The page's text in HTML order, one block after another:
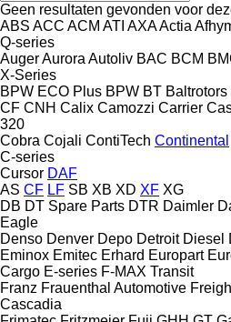
Geen resultaten gevonden voor
ABS ACC ACM ATI AXAActia
Q-series
AugerAurora Autoliv BAC BCM
X-Series
BPW ECO Plus BPW BT Baltrotors
CF CNH Calix Camozzi Carrier
320
Cobra Cojali ContiTech Continental
C-series
Cursor DAF
AS CF LF SB XB XD XF XG
DB DT Spare Parts DTR Daimler
Eagle
Denso Denver Depo Detroit Diesel
Eminox Emitec Erhard Europart
Cargo E-series F-MAX Transit
Franz Frauenthal Automotive
Cascadia